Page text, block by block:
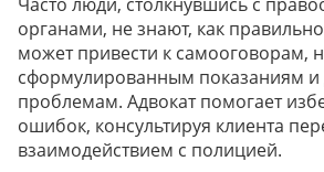
органами, не знают, как
может привести к самооговорам,
сформулированным показаниям и
проблемам. Адвокат помогает
ошибок, консультируя клиента
взаимодействием с полицией.